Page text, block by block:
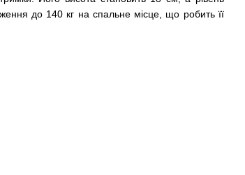
до 140 кг на спальне місце, що робить її